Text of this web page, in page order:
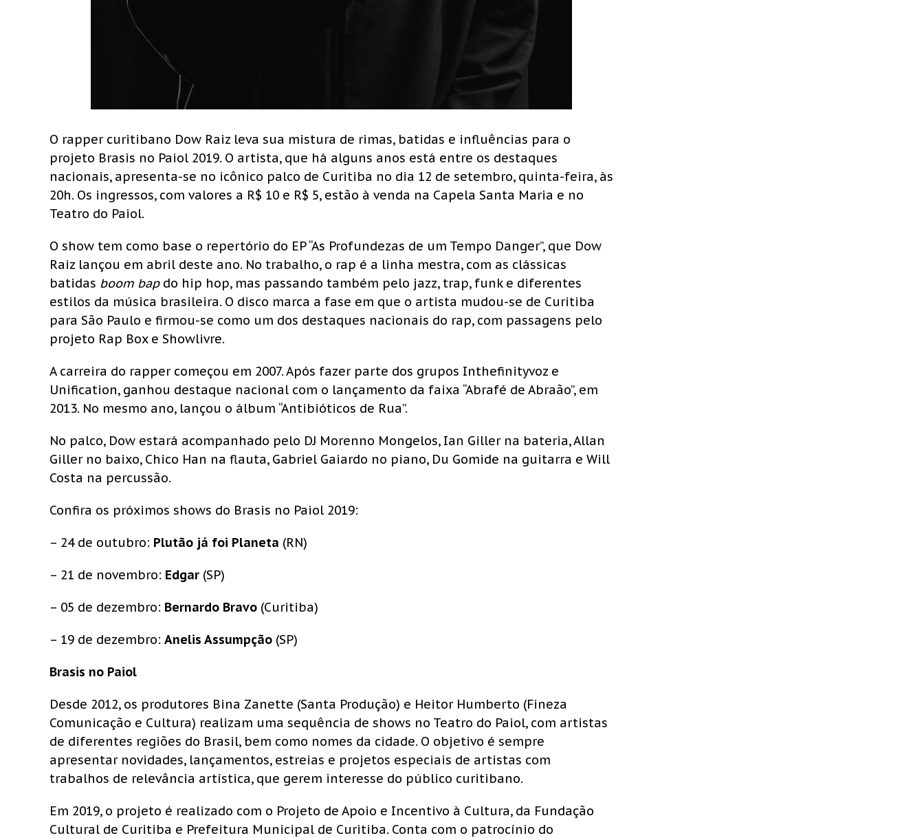
O rapper curitibano Dow Raiz leva sua mistura de rimas, batidas e influências para o
projeto Brasis no Paiol 2019. O artista, que há alguns anos está entre os destaques
nacionais, apresenta-se no icônico palco de Curitiba no dia 12 de setembro, quinta-feira, às
20h. Os ingressos, com valores a R$ 10 e R$ 5, estão à venda na Capela Santa Maria e no
Teatro do Paiol.
O show tem como base o repertório do EP “As Profundezas de um Tempo Danger”, que Dow
Raiz lançou em abril deste ano. No trabalho, o rap é a linha mestra, com as clássicas
batidas boom bapdo hip hop, mas passando também pelo jazz, trap, funk e diferentes
estilos da música brasileira. O disco marca a fase em que o artista mudou-se de Curitiba
para São Paulo e firmou-se como um dos destaques nacionais do rap, com passagens pelo
projeto Rap Box e Showlivre.
A carreira do rapper começou em 2007. Após fazer parte dos grupos Inthefinityvoz e
Unification, ganhou destaque nacional com o lançamento da faixa “Abrafé de Abraão”, em
2013. No mesmo ano, lançou o álbum “Antibióticos de Rua”.
No palco, Dow estará acompanhado pelo DJ Morenno Mongelos, Ian Giller na bateria, Allan
Giller no baixo, Chico Han na flauta, Gabriel Gaiardo no piano, Du Gomide na guitarra e Will
Costa na percussão.
Confira os próximos shows do Brasis no Paiol 2019:
– 24 de outubro: Plutão já foi Planeta (RN)
– 21 de novembro: Edgar (SP)
– 05 de dezembro: Bernardo Bravo (Curitiba)
– 19 de dezembro: Anelis Assumpção (SP)
Brasis no Paiol
Desde 2012, os produtores Bina Zanette (Santa Produção) e Heitor Humberto (Fineza
Comunicação e Cultura) realizam uma sequência de shows no Teatro do Paiol, com artistas
de diferentes regiões do Brasil, bem como nomes da cidade. O objetivo é sempre
apresentar novidades, lançamentos, estreias e projetos especiais de artistas com
trabalhos de relevância artística, que gerem interesse do público curitibano.
Em 2019, o projeto é realizado com o Projeto de Apoio e Incentivo à Cultura, da Fundação
Cultural de Curitiba e Prefeitura Municipal de Curitiba. Conta com o patrocínio do